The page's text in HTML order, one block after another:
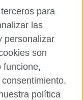
para
las
personalizar
son
funcione,
política